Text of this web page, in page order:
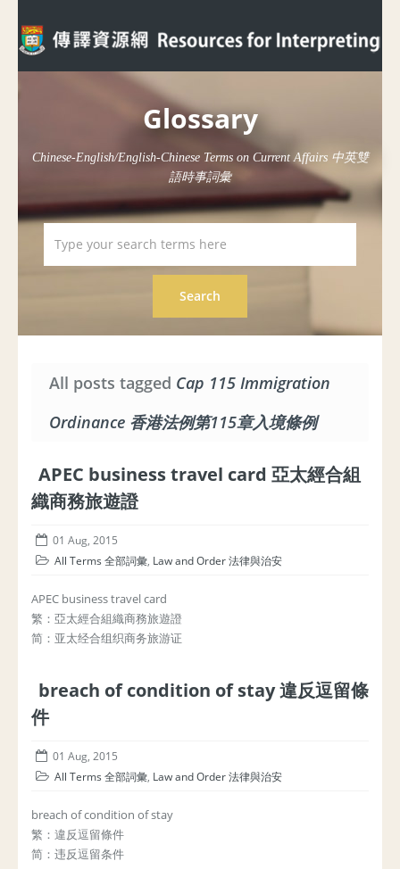
Glossary
Chinese-English/English-Chinese Terms on Current Affairs 中英雙
語時事詞彙
All posts tagged Cap 115 Immigration
Ordinance 香港法例第115章入境條例
APEC business travel card 亞太經合組
織商務旅遊證
01 Aug, 2015
All Terms 全部詞彙, Law and Order 法律與治安
APEC business travel card
繁：亞太經合組織商務旅遊證
简：亚太经合组织商务旅游证
breach of condition of stay 違反逗留條
件
01 Aug, 2015
All Terms 全部詞彙, Law and Order 法律與治安
breach of condition of stay
繁：違反逗留條件
简：违反逗留条件